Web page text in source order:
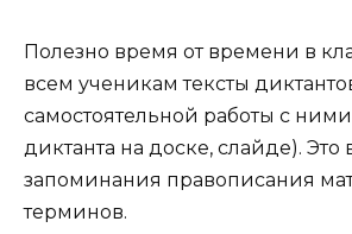
Полезно время от времени в
всем ученикам тексты
самостоятельной работы с ними
диктанта на доске, слайде). Это
запоминания правописания
терминов.